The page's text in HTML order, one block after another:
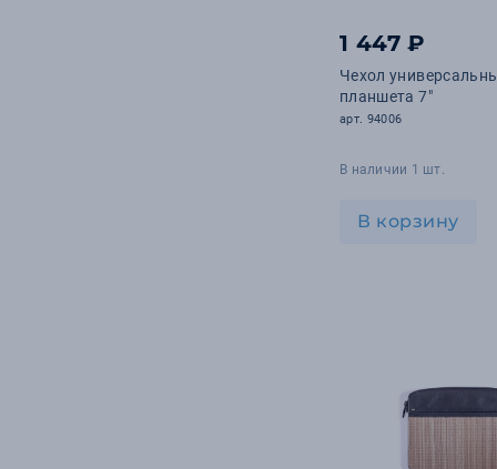
1 447 ₽
Чехол
планшета 7"
арт. 94006
В наличии 1 шт.
В корзину